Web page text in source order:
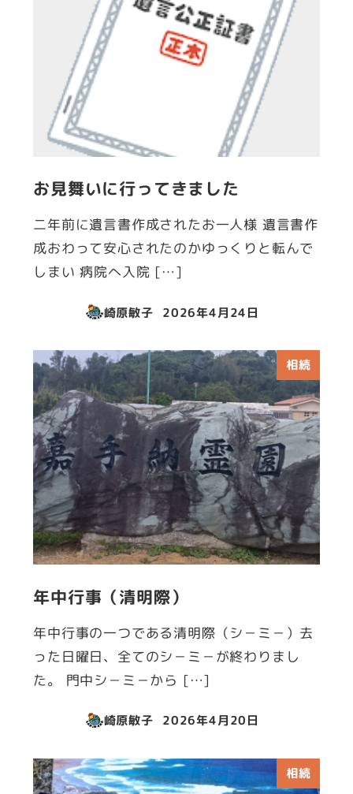
お見舞いに行ってきました
二年前に遺言書作成されたお一人様 遺言書作
成おわって安心されたのかゆっくりと転んで
しまい 病院へ入院 […]
崎原敏子
投稿日
2026年4月24日
相続
年中行事（清明際）
年中行事の一つである清明際（シ－ミ－）去
った日曜日、全てのシ－ミ－が終わりまし
た。 門中シ－ミ－から […]
崎原敏子
投稿日
2026年4月20日
相続